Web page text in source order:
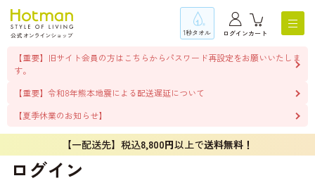
1秒タオル ログインカート
【重要】旧サイト会員の方はこちらからパスワード再設定をお願いいたしま
す。
【重要】令和8年熊本地震による配送遅延について
【夏季休業のお知らせ】
【一配送先】税込8,800円以上で送料無料！
ログイン